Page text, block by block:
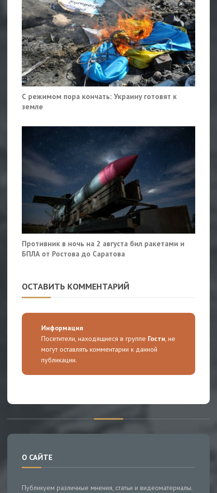
С режимом пора кончать: Украину готовят к
земле
Противник в ночь на 2 августа бил ракетами и
БПЛА от Ростова до Саратова
ОСТАВИТЬ КОММЕНТАРИЙ
Информация
Посетители, находящиеся в группе Гости, не
могут оставлять комментарии к данной
публикации.
О САЙТЕ
Публикуем различные мнения, статьи и видеоматериалы.